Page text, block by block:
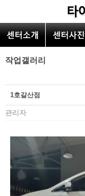
작업갤러리
1호갈산점
관리자